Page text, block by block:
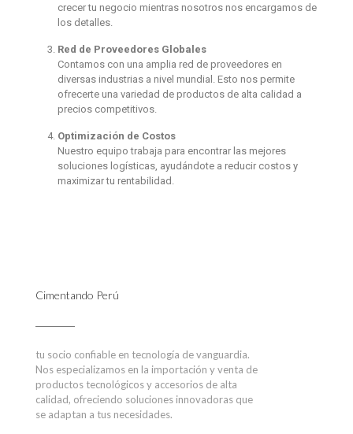
crecer tu negocio mientras nosotros nos encargamos de
los detalles.
Red de Proveedores Globales
Contamos con una amplia red de proveedores en
diversas industrias a nivel mundial. Esto nos permite
ofrecerte una variedad de productos de alta calidad a
precios competitivos.
Optimización de Costos
Nuestro equipo trabaja para encontrar las mejores
soluciones logísticas, ayudándote a reducir costos y
maximizar tu rentabilidad.
Cimentando Perú
tu socio confiable en tecnología de vanguardia.
Nos especializamos en la importación y venta de
productos tecnológicos y accesorios de alta
calidad, ofreciendo soluciones innovadoras que
se adaptan a tus necesidades.